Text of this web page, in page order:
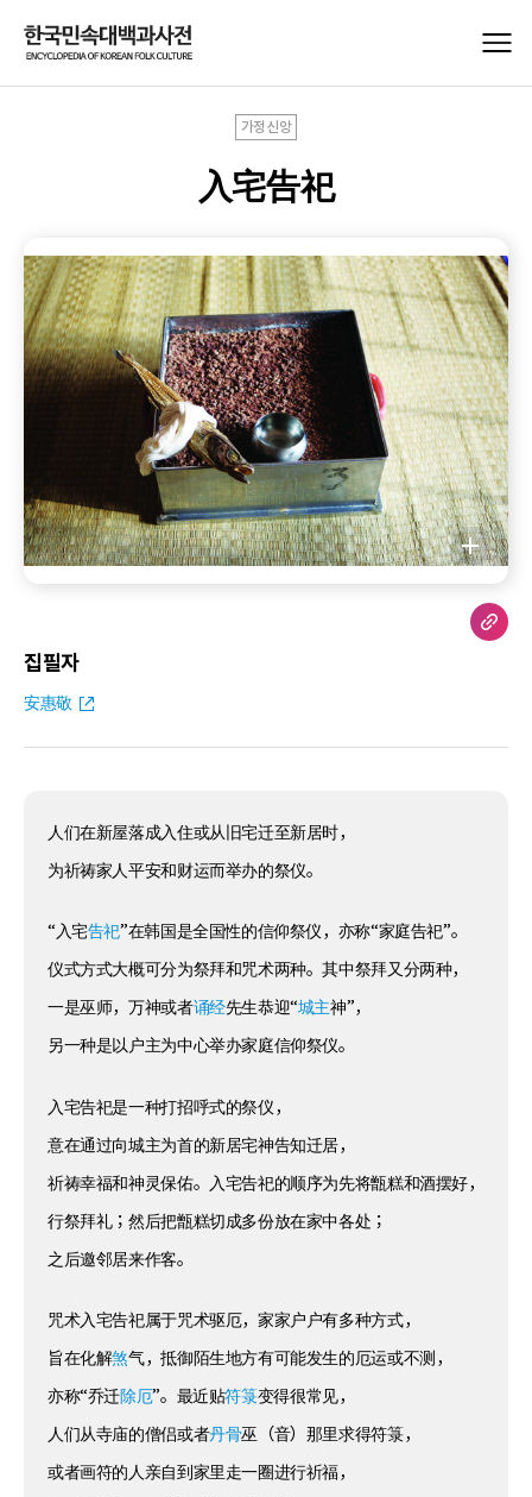
가정신앙
入宅告祀
집필자
安惠敬
人们在新屋落成入住或从旧宅迁至新居时，
为祈祷家人平安和财运而举办的祭仪。
“入宅告祀”在韩国是全国性的信仰祭仪，亦称“家庭告祀”。
仪式方式大概可分为祭拜和咒术两种。其中祭拜又分两种，
一是巫师，万神或者诵经先生恭迎“城主神”，
另一种是以户主为中心举办家庭信仰祭仪。
入宅告祀是一种打招呼式的祭仪，
意在通过向城主为首的新居宅神告知迁居，
祈祷幸福和神灵保佑。入宅告祀的顺序为先将甑糕和酒摆好，
行祭拜礼；然后把甑糕切成多份放在家中各处；
之后邀邻居来作客。
咒术入宅告祀属于咒术驱厄，家家户户有多种方式，
旨在化解煞气，抵御陌生地方有可能发生的厄运或不测，
亦称“乔迁除厄”。最近贴符箓变得很常见，
人们从寺庙的僧侣或者丹骨巫（音）那里求得符箓，
或者画符的人亲自到家里走一圈进行祈福，